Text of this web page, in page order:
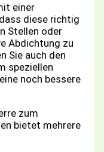
einer
diese richtig
Stellen oder
Abdichtung zu
Sie auch den
speziellen
noch bessere
zum
bietet mehrere